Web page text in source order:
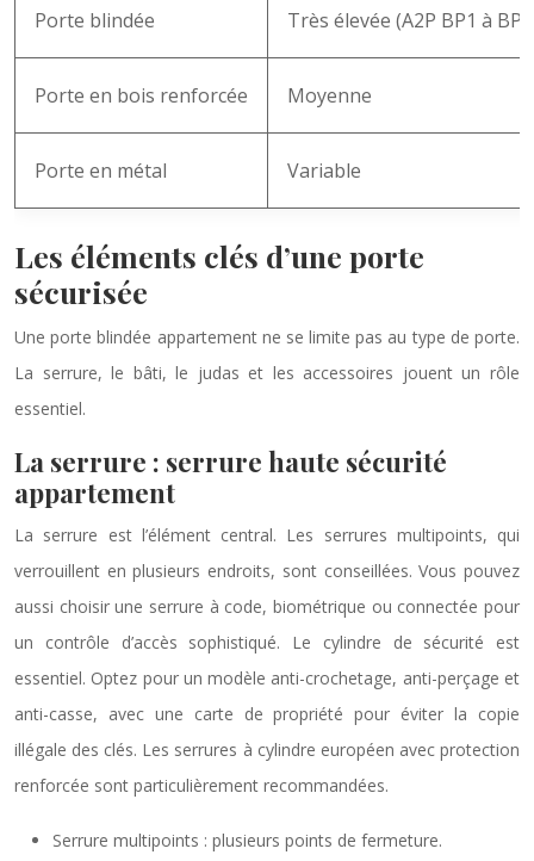
Porte blindée Très élevée (A2P BP1 à
Porte en bois renforcée Moyenne
Porte en métal Variable
Les éléments clés d’une porte
sécurisée
Une porte blindée appartement ne se limite pas au type de porte.
La serrure, le bâti, le judas et les accessoires jouent un rôle
essentiel.
La serrure : serrure haute sécurité
appartement
La serrure est l’élément central. Les serrures multipoints, qui
verrouillent en plusieurs endroits, sont conseillées. Vous pouvez
aussi choisir une serrure à code, biométrique ou connectée pour
un contrôle d’accès sophistiqué. Le cylindre de sécurité est
essentiel. Optez pour un modèle anti-crochetage, anti-perçage et
anti-casse, avec une carte de propriété pour éviter la copie
illégale des clés. Les serrures à cylindre européen avec protection
renforcée sont particulièrement recommandées.
Serrure multipoints : plusieurs points de fermeture.